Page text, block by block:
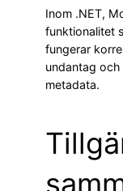
Inom .NET,
funktionalitet
fungerar
undantag och
metadata.